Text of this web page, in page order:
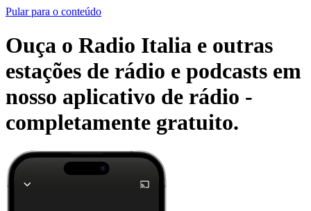
Pular para o conteúdo
Ouça o Radio Italia e outras
estações de rádio e podcasts em
nosso aplicativo de rádio -
completamente gratuito.